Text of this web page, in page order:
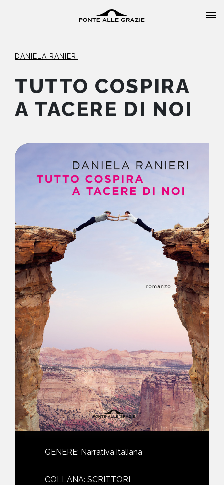
HOME
CATALOGO
AUTORI
EVENTI
DANIELA RANIERI
TUTTO COSPIRA
A TACERE DI NOI
GENERE: Narrativa italiana
COLLANA: SCRITTORI